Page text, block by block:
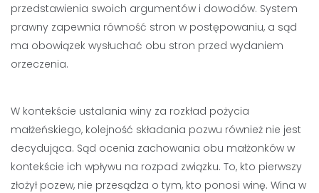
przedstawienia swoich argumentów i dowodów. System
prawny zapewnia równość stron w postępowaniu, a sąd
ma obowiązek wysłuchać obu stron przed wydaniem
orzeczenia.
W kontekście ustalania winy za rozkład pożycia
małżeńskiego, kolejność składania pozwu również nie jest
decydująca. Sąd ocenia zachowania obu małżonków w
kontekście ich wpływu na rozpad związku. To, kto pierwszy
złożył pozew, nie przesądza o tym, kto ponosi winę. Wina w